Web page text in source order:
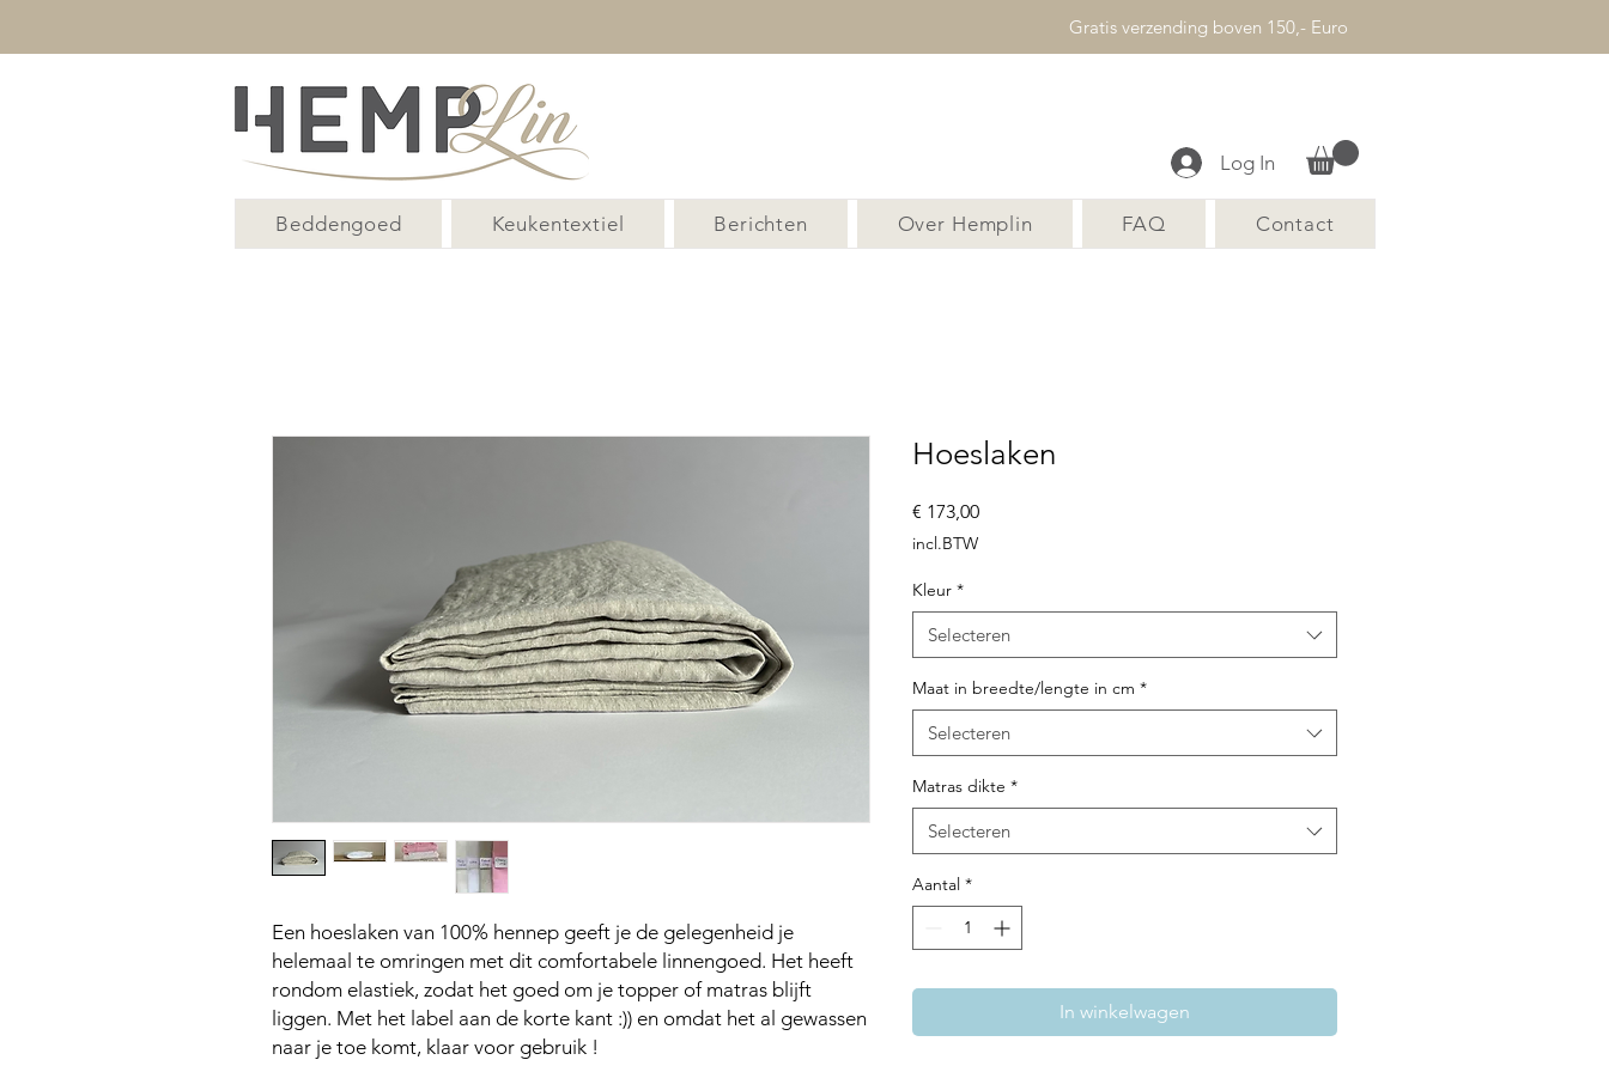
Gratis verzending boven 150,- Euro
Log In
Beddengoed Keukentextiel Berichten Over Hemplin FAQ Contact
Een hoeslaken van 100% hennep geeft je de gelegenheid je
helemaal te omringen met dit comfortabele linnengoed. Het heeft
rondom elastiek, zodat het goed om je topper of matras blijft
liggen. Met het label aan de korte kant :)) en omdat het al gewassen
naar je toe komt, klaar voor gebruik !
Hoeslaken
€ 173,00Prijs
incl.BTW
Kleur *
Selecteren
Maat in breedte/lengte in cm *
Selecteren
Matras dikte *
Selecteren
Aantal *
In winkelwagen